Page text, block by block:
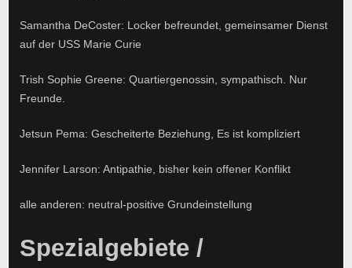
Samantha DeCoster: Locker befreundet, gemeinsamer Dienst
auf der USS Marie Curie
Trish Sophie Greene: Quartiergenossin, sympathisch. Nur
Freunde.
Jetsun Pema: Gescheiterte Beziehung, Es ist kompliziert
Jennifer Larson: Antipathie, bisher kein offener Konflikt
alle anderen: neutral-positive Grundeinstellung
Spezialgebiete /